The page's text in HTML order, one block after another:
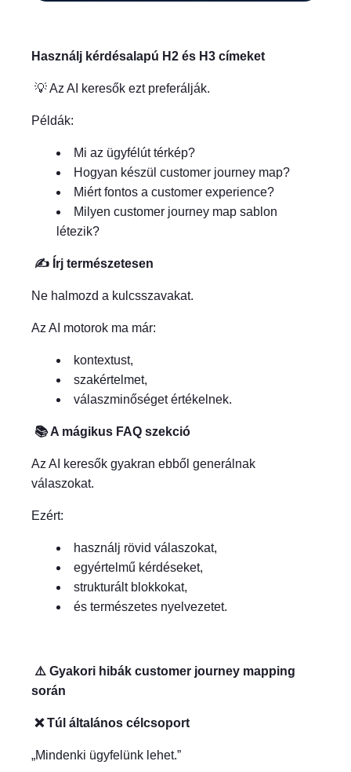
Használj kérdésalapú H2 és H3 címeket
💡 Az AI keresők ezt preferálják.
Példák:
Mi az ügyfélút térkép?
Hogyan készül customer journey map?
Miért fontos a customer experience?
Milyen customer journey map sablon
létezik?
✍️ Írj természetesen
Ne halmozd a kulcsszavakat.
Az AI motorok ma már:
kontextust,
szakértelmet,
válaszminőséget értékelnek.
📚 A mágikus FAQ szekció
Az AI keresők gyakran ebből generálnak
válaszokat.
Ezért:
használj rövid válaszokat,
egyértelmű kérdéseket,
strukturált blokkokat,
és természetes nyelvezetet.
⚠️ Gyakori hibák customer journey mapping
során
❌ Túl általános célcsoport
„Mindenki ügyfelünk lehet.”